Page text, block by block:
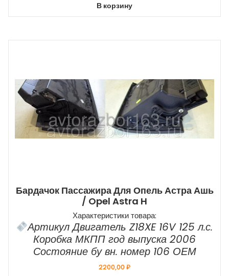
В корзину
Бардачок Пассажира Для Опель Астра Ашь
/ Opel Astra H
Характеристики товара:
Артикул Двигатель Z18XE 16V 125 л.с.
Коробка МКПП год выпуска 2006
Состояние бу вн. номер 106 ОЕМ
2200,00₽